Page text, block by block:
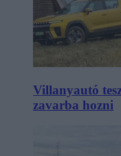
Villanyautó
zavarba hozni